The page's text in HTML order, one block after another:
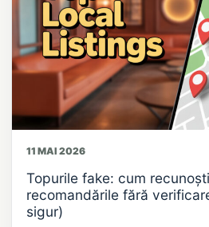
11 MAI 2026
Topurile fake: cum
recomandările fără
sigur)